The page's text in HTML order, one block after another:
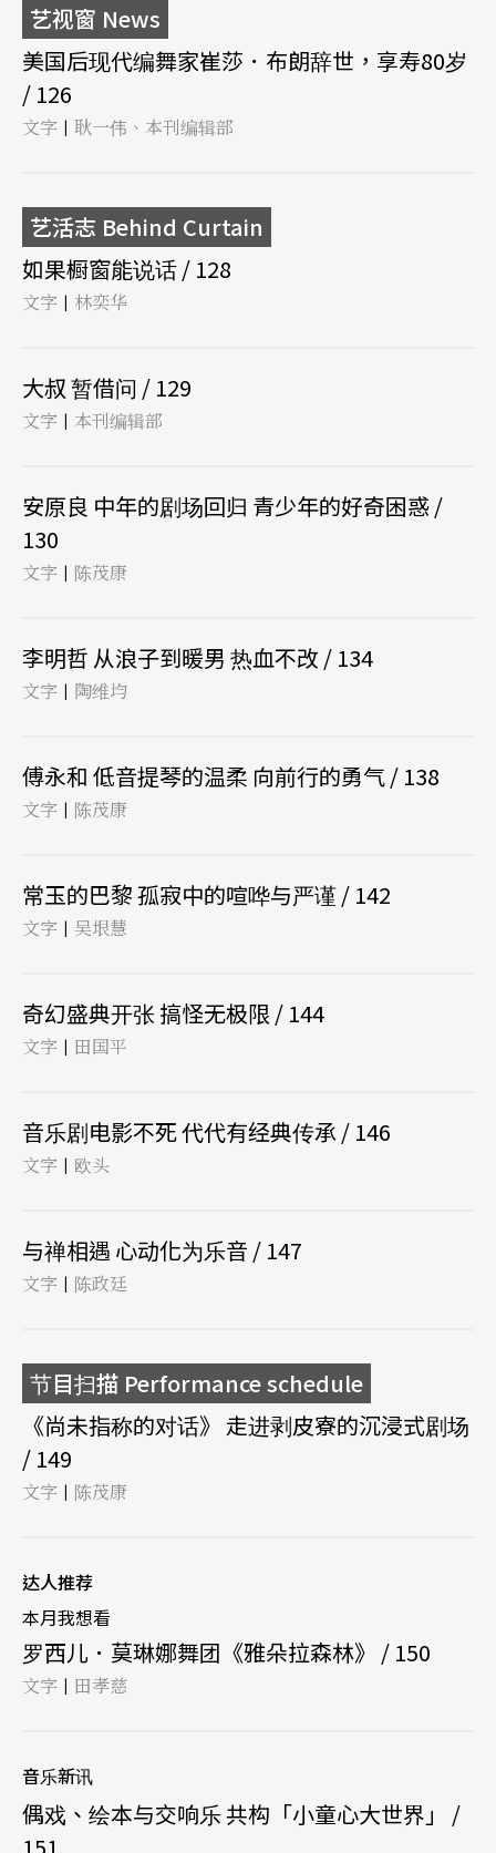
艺视窗 News
美国后现代编舞家崔莎．布朗辞世，享寿80岁
/ 126
文字 | 耿一伟、本刊编辑部
艺活志 Behind Curtain
如果橱窗能说话 / 128
文字 | 林奕华
大叔 暂借问 / 129
文字 | 本刊编辑部
安原良 中年的剧场回归 青少年的好奇困惑 /
130
文字 | 陈茂康
李明哲 从浪子到暖男 热血不改 / 134
文字 | 陶维均
傅永和 低音提琴的温柔 向前行的勇气 / 138
文字 | 陈茂康
常玉的巴黎 孤寂中的喧哗与严谨 / 142
文字 | 吴垠慧
奇幻盛典开张 搞怪无极限 / 144
文字 | 田国平
音乐剧电影不死 代代有经典传承 / 146
文字 | 欧头
与禅相遇 心动化为乐音 / 147
文字 | 陈政廷
节目扫描 Performance schedule
《尚未指称的对话》 走进剥皮寮的沉浸式剧场
/ 149
文字 | 陈茂康
达人推荐
本月我想看
罗西儿．莫琳娜舞团《雅朵拉森林》 / 150
文字 | 田孝慈
音乐新讯
偶戏、绘本与交响乐 共构「小童心大世界」 /